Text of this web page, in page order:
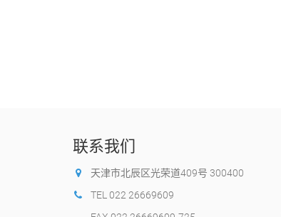
联系我们
天津市北辰区光荣道409号 300400
TEL 022 26669609